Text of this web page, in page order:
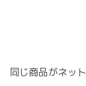
同じ商品がネッ